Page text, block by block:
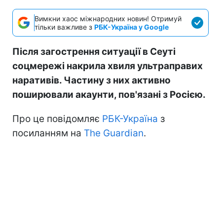
Вимкни хаос міжнародних новин! Отримуй
тільки важливе з РБК-Україна у Google
Після загострення ситуації в Сеуті
соцмережі накрила хвиля ультраправих
наративів. Частину з них активно
поширювали акаунти, пов'язані з Росією.
Про це повідомляє РБК-Україна з
посиланням на The Guardian.